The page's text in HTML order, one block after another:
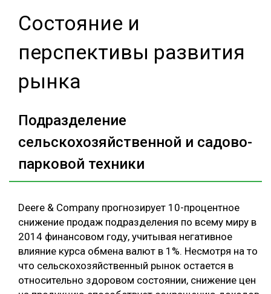
Состояние и
перспективы развития
рынка
Подразделение
сельскохозяйственной и садово-
парковой техники
Deere & Company прогнозирует 10-процентное
снижение продаж подразделения по всему миру в
2014 финансовом году, учитывая негативное
влияние курса обмена валют в 1%. Несмотря на то
что сельскохозяйственный рынок остается в
относительно здоровом состоянии, снижение цен